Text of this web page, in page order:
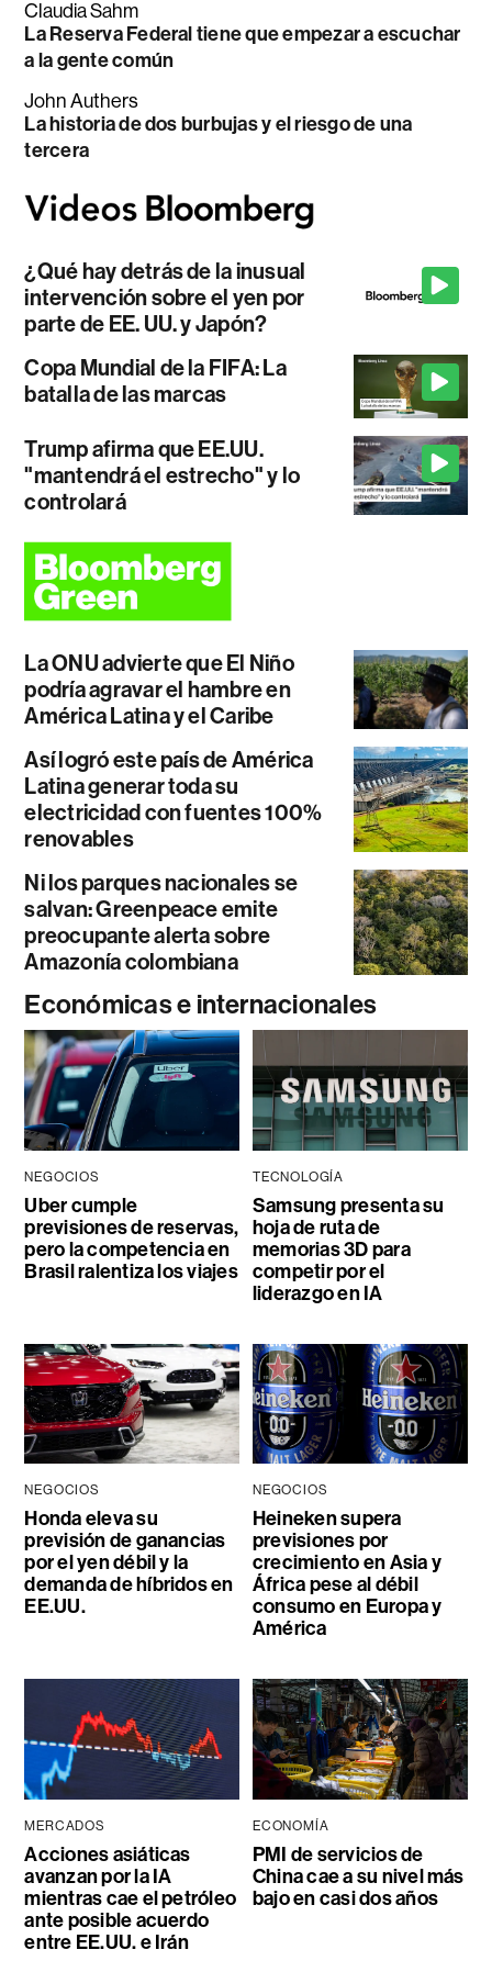
Claudia Sahm
La Reserva Federal tiene que empezar a escuchar
a la gente común
John Authers
La historia de dos burbujas y el riesgo de una
tercera
¿Qué hay detrás de la inusual
intervención sobre el yen por
parte de EE. UU. y Japón?
Copa Mundial de la FIFA: La
batalla de las marcas
Trump afirma que EE.UU.
"mantendrá el estrecho" y lo
controlará
La ONU advierte que El Niño
podría agravar el hambre en
América Latina y el Caribe
Así logró este país de América
Latina generar toda su
electricidad con fuentes 100%
renovables
Ni los parques nacionales se
salvan: Greenpeace emite
preocupante alerta sobre
Amazonía colombiana
Económicas e internacionales
NEGOCIOS
Uber cumple
previsiones de reservas,
pero la competencia en
Brasil ralentiza los viajes
TECNOLOGÍA
Samsung presenta su
hoja de ruta de
memorias 3D para
competir por el
liderazgo en IA
NEGOCIOS
Honda eleva su
previsión de ganancias
por el yen débil y la
demanda de híbridos en
EE.UU.
NEGOCIOS
Heineken supera
previsiones por
crecimiento en Asia y
África pese al débil
consumo en Europa y
América
MERCADOS
Acciones asiáticas
avanzan por la IA
mientras cae el petróleo
ante posible acuerdo
entre EE.UU. e Irán
ECONOMÍA
PMI de servicios de
China cae a su nivel más
bajo en casi dos años